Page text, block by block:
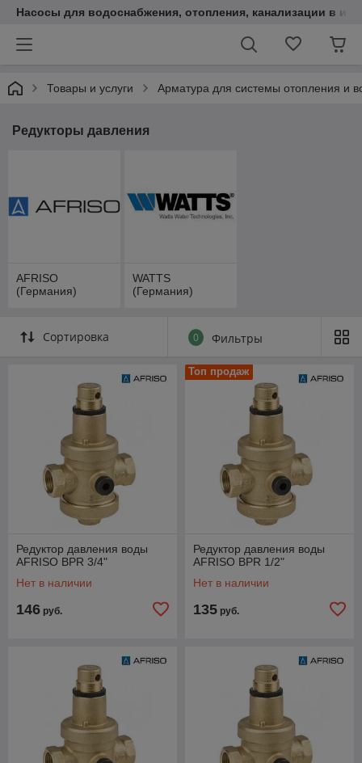
Насосы для водоснабжения, отопления, канализации в
Товары и услуги Арматура для системы отопления и
Редукторы давления
AFRISO
(Германия)
WATTS
(Германия)
Сортировка 0 Фильтры
Редуктор давления воды
AFRISO BPR 3/4"
Нет в наличии
146 руб.
Топ продаж
Редуктор давления воды
AFRISO BPR 1/2"
Нет в наличии
135 руб.